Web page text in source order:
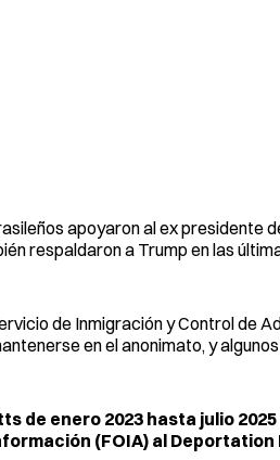
apoyaron al ex presidente
respaldaron a Trump en las
de Inmigración y Control de
en el anonimato, y
de enero 2023 hasta julio
(FOIA) al